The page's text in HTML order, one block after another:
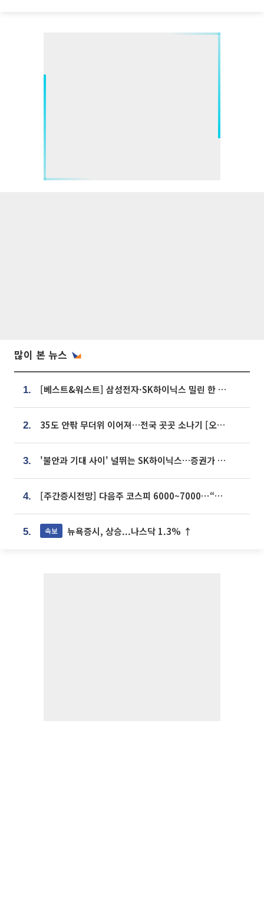
많이 본 뉴스
1. [베스트&워스트] 삼성전자·SK하이닉스 밀린 한 주…상상인증권은 85% 급등
2. 35도 안팎 무더위 이어져…전국 곳곳 소나기 [오늘 날씨]
3. '불안과 기대 사이' 널뛰는 SK하이닉스…증권가 "HBM4·LTA 기반 펀터멘털 견고"
4. [주간증시전망] 다음주 코스피 6000~7000⋯“外人 수급은 정책이 변수”
5. 속보 뉴욕증시, 상승...나스닥 1.3% ↑